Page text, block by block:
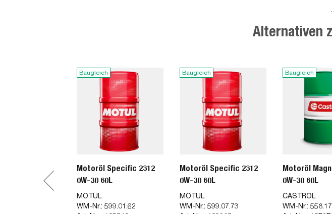
Alternativen
Baugleich
Motoröl Specific 2312
0W-30 60L
MOTUL
WM-Nr.: 599.01.62
Baugleich
Motoröl Specific 2312
0W-30 60L
MOTUL
WM-Nr.: 599.07.73
Baugleich
Motoröl
0W-30 60L
CASTROL
WM-Nr.: